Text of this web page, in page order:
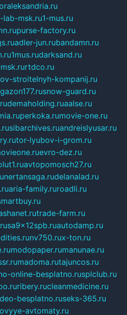
lab-msk.ru1-mus.ru
purse-factory.ru
adler-jun.rubandamn.ru
1mus.rudarksand.ru
rtdco.ru
stroitelnyh-kompanij.ru
snow-guard.ru
demaholding.ruaalse.ru
perkoka.rumovie-one.ru
sibarchives.ruandreislyusar.ru
tor-lyubov-i-grom.ru
evro-dez.ru
avtopomosch27.ru
nertansaga.rudelanalad.ru
aria-family.ruroadli.ru
trade-farm.ru
autodamp.ru
nv750.rux-ton.ru
modopaper.rumanunae.ru
madoma.rutajuncos.ru
online-besplatno.rusplclub.ru
ribery.rucleanmedicine.ru
besplatno.ruseks-365.ru
avtomaty.ru